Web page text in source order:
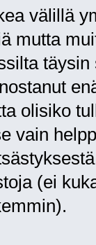
välillä
mutta
olisiko
vain
(ei